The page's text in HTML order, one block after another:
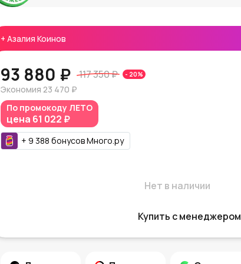
+ Азалия Коинов
93 880 ₽ 117 350 ₽ - 20%
Экономия 23 470 ₽
По промокоду ЛЕТО
цена 61 022 ₽
+ 9 388 бонусовМного.ру
Нет в наличии
Купить с менеджером